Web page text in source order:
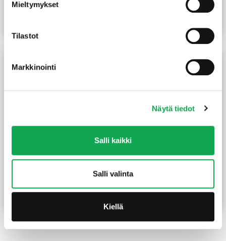
Mieltymykset
Tilastot
Markkinointi
Näytä tiedot
Salli kaikki
Salli valinta
Kiellä
35,00€/kpl
(30,00 €/m)
Liimapuupalkki
Väliseinätolppa viilupuu
39x66x3000 mm